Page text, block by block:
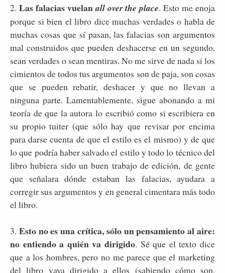
2. Las falacias vuelanall over the place. Esto me enoja
porque si bien el libro dice muchas verdades o habla de
muchas cosas que sí pasan, las falacias son argumentos
mal construidos que pueden deshacerse en un segundo,
sean verdades o sean mentiras. No me sirve de nada si los
cimientos de todos tus argumentos son de paja, son cosas
que se pueden rebatir, deshacer y que no llevan a
ninguna parte. Lamentablemente, sigue abonando a mi
teoría de que la autora lo escribió como si escribiera en
su propio tuiter (que sólo hay que revisar por encima
para darse cuenta de que el estilo es el mismo) y de que
lo que podría haber salvado el estilo y todo lo técnico del
libro hubiera sido un buen trabajo de edición, de gente
que señalara dónde estaban las falacias, ayudara a
corregir sus argumentos y en general cimentara más todo
el libro.
3. Esto no es una crítica, sólo un pensamiento al aire:
no entiendo a quién va dirigido. Sé que el texto dice
que a los hombres, pero no me parece que el marketing
del libro vaya dirigido a ellos (sabiendo cómo son,